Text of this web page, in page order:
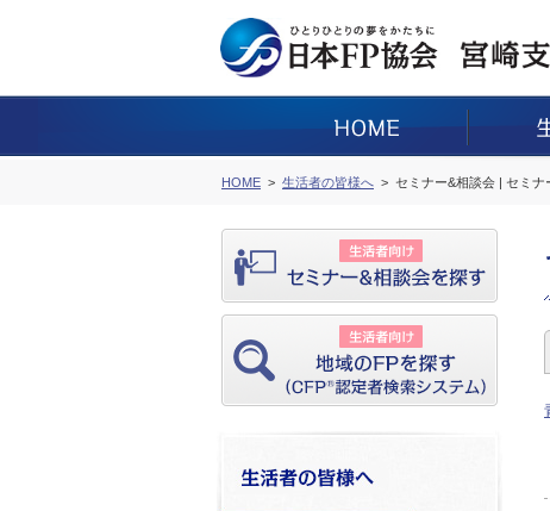
HOME 生活者の皆様へ セミナー&相談会 | セミナ